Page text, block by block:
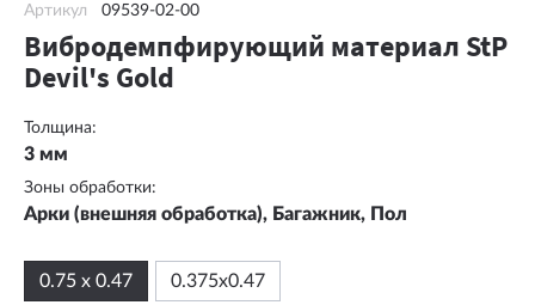
Артикул 09539-02-00
Вибродемпфирующий материал StP
Devil's Gold
Толщина:
3 мм
Зоны обработки:
Арки (внешняя обработка), Багажник, Пол
0.75 х 0.47 0.375х0.47